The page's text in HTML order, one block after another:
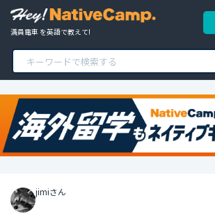
満員電車 を英語で教えて!
jimiさん